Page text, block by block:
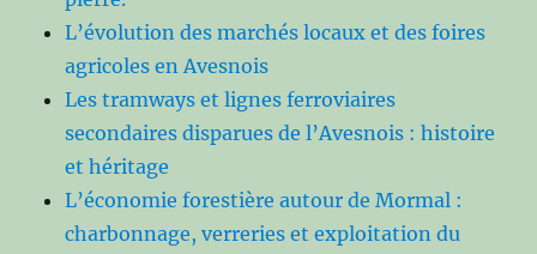
L’évolution des marchés locaux et des foires
agricoles en Avesnois
Les tramways et lignes ferroviaires
secondaires disparues de l’Avesnois : histoire
et héritage
L’économie forestière autour de Mormal :
charbonnage, verreries et exploitation du